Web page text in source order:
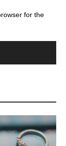
for the